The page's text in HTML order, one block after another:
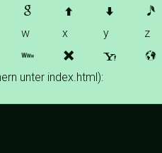
j k l m
w x y z
w x y z
unter index.html):